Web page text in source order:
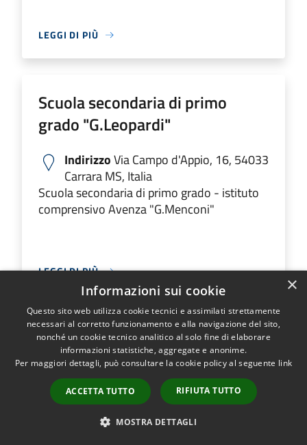
LEGGI DI PIÙ
Scuola secondaria di primo
grado "G.Leopardi"
IndirizzoVia Campo d'Appio, 16, 54033
Carrara MS, Italia
Scuola secondaria di primo grado - istituto
comprensivo Avenza "G.Menconi"
LEGGI DI PIÙ
Scuola Secondaria di primo
grado "Taliercio"
IndirizzoPiazza del Commercio, 54033
Marina di Carrara MS, Italia
Scuola Secondaria di primo grado - istituto
×
Informazioni sui cookie
Questo sito web utilizza cookie tecnici e assimilati strettamente
necessari al corretto funzionamento e alla navigazione del sito,
nonché un cookie tecnico analitico al solo fine di elaborare
informazioni statistiche, aggregate e anonime.
Per maggiori dettagli, può consultare la cookie policy al seguente link
ACCETTA TUTTO RIFIUTA TUTTO
MOSTRA DETTAGLI